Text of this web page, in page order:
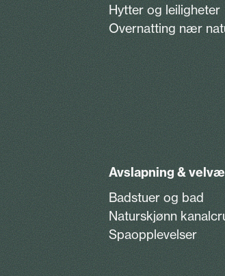
Hytter og leiligheter
Overnatting nær
Avslapning &
Badstuer og bad
Naturskjønn
Spaopplevelser